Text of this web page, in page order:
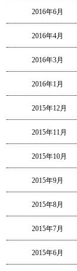
2016年6月
2016年4月
2016年3月
2016年1月
2015年12月
2015年11月
2015年10月
2015年9月
2015年8月
2015年7月
2015年6月